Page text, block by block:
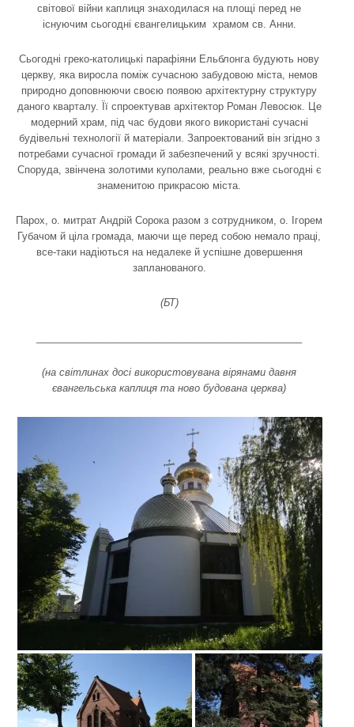
світової війни каплиця знаходилася на площі перед не
існуючим сьогодні євангелицьким храмом св. Анни.
Сьогодні греко-католицькі парафіяни Ельблонга будують нову
церкву, яка виросла поміж сучасною забудовою міста, немов
природно доповнюючи своєю появою архітектурну структуру
даного кварталу. Її спроектував архітектор Роман Левосюк. Це
модерний храм, під час будови якого використані сучасні
будівельні технології й матеріали. Запроектований він згідно з
потребами сучасної громади й забезпечений у всякі зручності.
Споруда, звінчена золотими куполами, реально вже сьогодні є
знаменитою прикрасою міста.
Парох, о. митрат Андрій Сорока разом з сотрудником, о. Ігорем
Губачом й ціла громада, маючи ще перед собою немало праці,
все-таки надіються на недалеке й успішне довершення
запланованого.
(БТ)
(на світлинах досі використовувана вірянами давня
євангельська каплиця та ново будована церква)